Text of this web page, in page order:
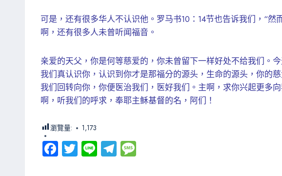
可是，还有很多华人不认识他。罗马书10：14节也告诉我们，“
啊，还有很多人未曾听闻福音。
亲爱的天父，你是何等慈爱的，你未曾留下一样好处不给我们。
我们真认识你，认识到你才是那福分的源头，生命的源头，你的
我们回转向你，你便医治我们，医好我们。主啊，求你兴起更多
啊，听我们的呼求，奉耶主稣基督的名，阿们！
瀏覽量: 1,173
Fa
ce
T
wi
Li
ne
Te
le